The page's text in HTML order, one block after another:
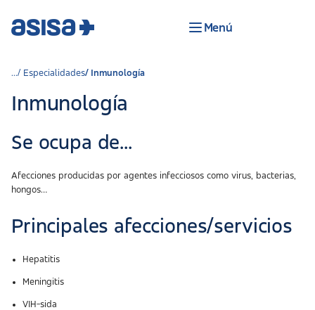
Menú
Especialidades Inmunología
Inmunología
Se ocupa de...
Afecciones producidas por agentes infecciosos como virus, bacterias,
hongos…
Principales afecciones/servicios
Hepatitis
Meningitis
VIH-sida